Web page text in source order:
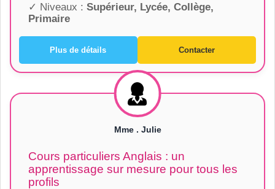
✓ Niveaux : Supérieur, Lycée, Collège,
Primaire
Plus de détails Contacter
Mme . Julie
Cours particuliers Anglais : un
apprentissage sur mesure pour tous les
profils